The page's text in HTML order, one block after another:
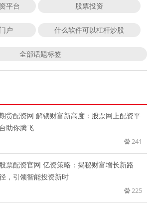
平台 股票投资
户 什么软件可以杠杆炒股
全部话题标签
货配资网 解锁财富新高度：股票网上配资平
台助你腾飞
241
股票配资官网 亿资策略：揭秘财富增长新路
，引领智能投资新时
225